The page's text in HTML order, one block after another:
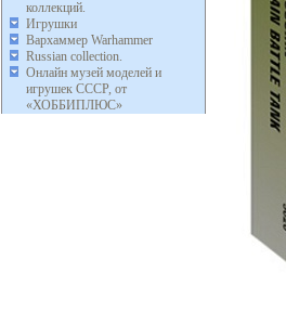
коллекций.
Игрушки
Вархаммер Warhammer
Russian collection.
Онлайн музей моделей и
игрушек СССР, от
«ХОББИПЛЮС»